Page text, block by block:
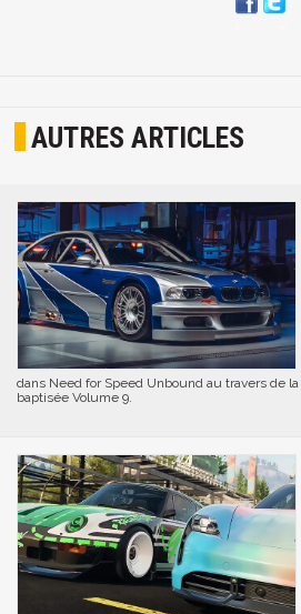
AUTRES ARTICLES
dans Need for Speed Unbound au travers de
baptisée Volume 9.